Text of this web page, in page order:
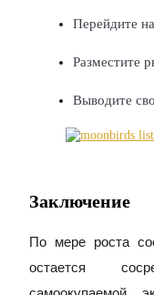
Перейдите
Разместите
Выводите
Заключение
По мере роста
остается